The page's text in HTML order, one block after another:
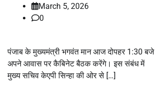
March 5, 2026
0
पंजाब के मुख्यमंत्री भगवंत मान आज दोपहर 1:30 बजे
अपने आवास पर कैबिनेट बैठक करेंगे। इस संबंध में
मुख्य सचिव केएपी सिन्हा की ओर से […]